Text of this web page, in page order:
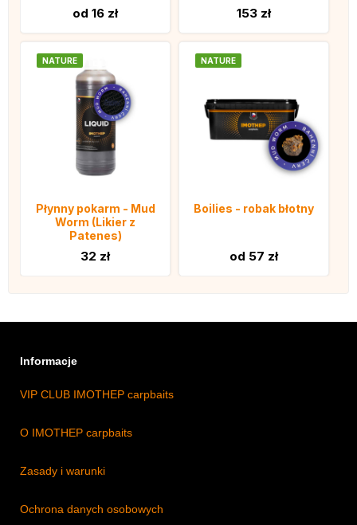
od 16 zł 153 zł
NATURE
Płynny pokarm - Mud
Worm (Likier z
Patenes)
32 zł
NATURE
Boilies - robak błotny
od 57 zł
Informacje
VIP CLUB IMOTHEP carpbaits
O IMOTHEP carpbaits
Zasady i warunki
Ochrona danych osobowych